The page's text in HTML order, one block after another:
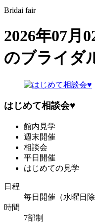
Bridai fair
2026年07月
のブライダ
はじめて相談会♥
館内見学
週末開催
相談会
平日開催
はじめての見学
日程
毎日開催（水曜日除
時間
7部制